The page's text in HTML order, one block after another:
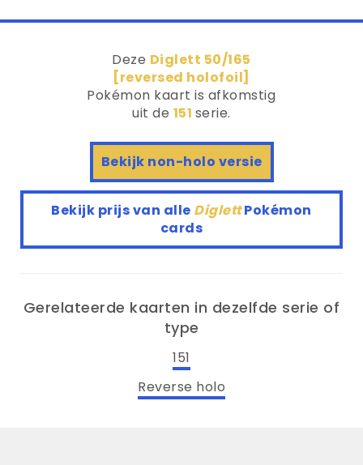
Deze Diglett 50/165
[reversed holofoil]
Pokémon kaart is afkomstig
uit de 151 serie.
Bekijk non-holo versie
Bekijk prijs van alle DiglettPokémon
cards
Gerelateerde kaarten in dezelfde serie of
type
151
Reverse holo